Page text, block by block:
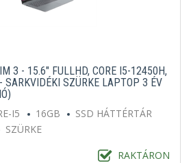
3 - 15.6" FULLHD, CORE I5-12450H,
SARKVIDÉKI SZÜRKE LAPTOP 3 ÉV
I5 16GB
SSD HÁTTÉRTÁR
SZÜRKE
RAKTÁRON